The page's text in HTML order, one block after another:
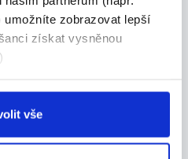
zobrazovat lepší
získat vysněnou
vše
27.07.2026
000 KČ |